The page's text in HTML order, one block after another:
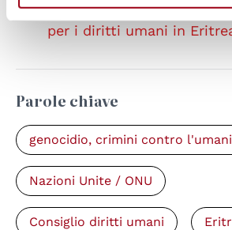
Rapporto della
per i diritti umani in
Parole chiave
genocidio, crimini contro
Nazioni Unite / ONU
Consiglio diritti umani